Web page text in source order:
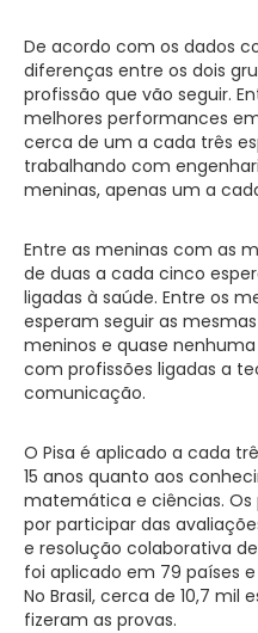
De acordo com os dados
diferenças entre os dois
profissão que vão seguir.
melhores performances
cerca de um a cada três
trabalhando com
meninas, apenas um a
Entre as meninas com as
de duas a cada cinco
ligadas à saúde. Entre os
esperam seguir as
meninos e quase
com profissões ligadas a
comunicação.
O Pisa é aplicado a cada
15 anos quanto aos
matemática e ciências.
por participar das
e resolução colaborativa
foi aplicado em 79 países
No Brasil, cerca de 10,7 mil
fizeram as provas.